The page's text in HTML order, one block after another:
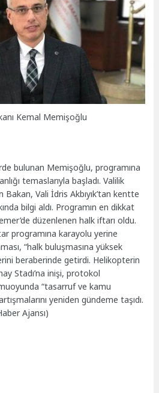
Kemal Memişoğlu
bulunan Memişoğlu, programına
temaslarıyla başladı. Valilik
Vali İdris Akbıyık’tan kentte
bilgi aldı. Programın en dikkat
düzenlenen halk iftarı oldu.
programına karayolu yerine
“halk buluşmasına yüksek
beraberinde getirdi. Helikopterin
Stadı’na inişi, protokol
“tasarruf ve kamu
yeniden gündeme taşıdı.
Ajansı)